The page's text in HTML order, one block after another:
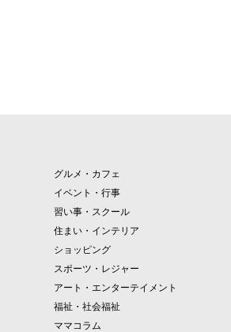
グルメ・カフェ
イベント・行事
習い事・スクール
住まい・インテリア
ショッピング
スポーツ・レジャー
アート・エンターテイメント
福祉・社会福祉
ママコラム